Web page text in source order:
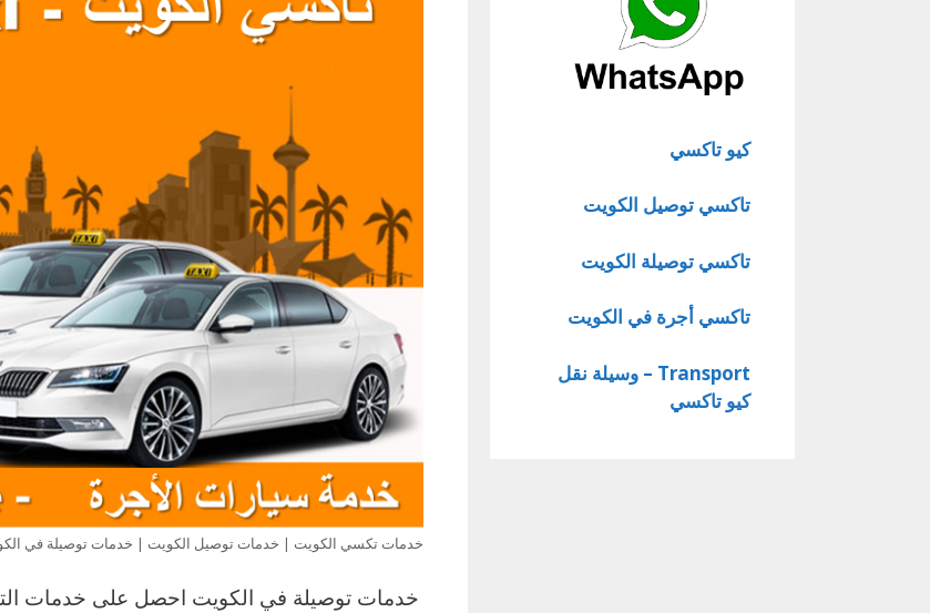
خدمات تكسي الكويت | خدمات توصيل الكويت | خدمات توصيلة في
خدمات توصيلة في الكويت احصل على خدمات
كيو تاكسي
تاكسي توصيل الكويت
تاكسي توصيلة الكويت
تاكسي أجرة في الكويت
Transport – وسيلة نقل
كيو تاكسي